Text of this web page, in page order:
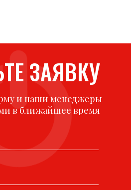
ЗАЯВКУ
и наши менеджеры
в ближайшее время